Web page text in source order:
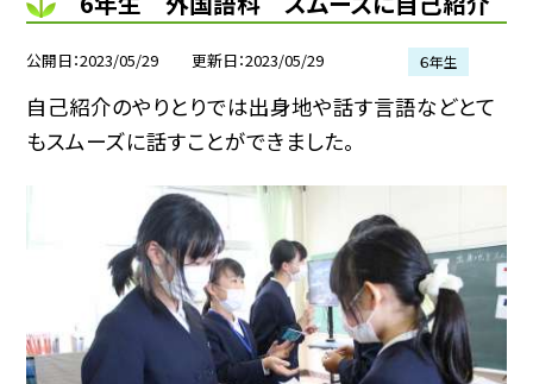
公開日 2023/05/29 更新日 2023/05/29 ６年生
自己紹介のやりとりでは出身地や話す言語などとて
もスムーズに話すことができました。